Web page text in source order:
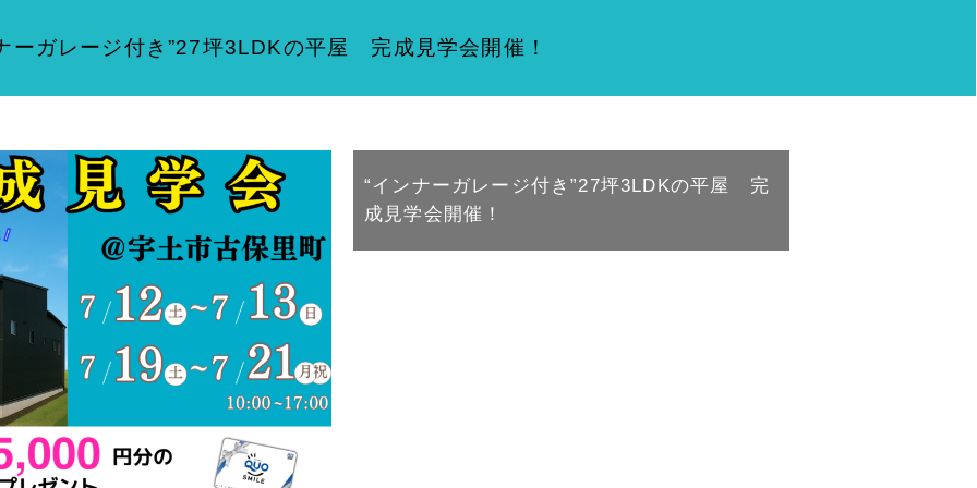
ーガレージ付き”27坪3LDKの平屋 完成見学会開催！
“インナーガレージ付き”27坪3LDKの平屋 完
成見学会開催！